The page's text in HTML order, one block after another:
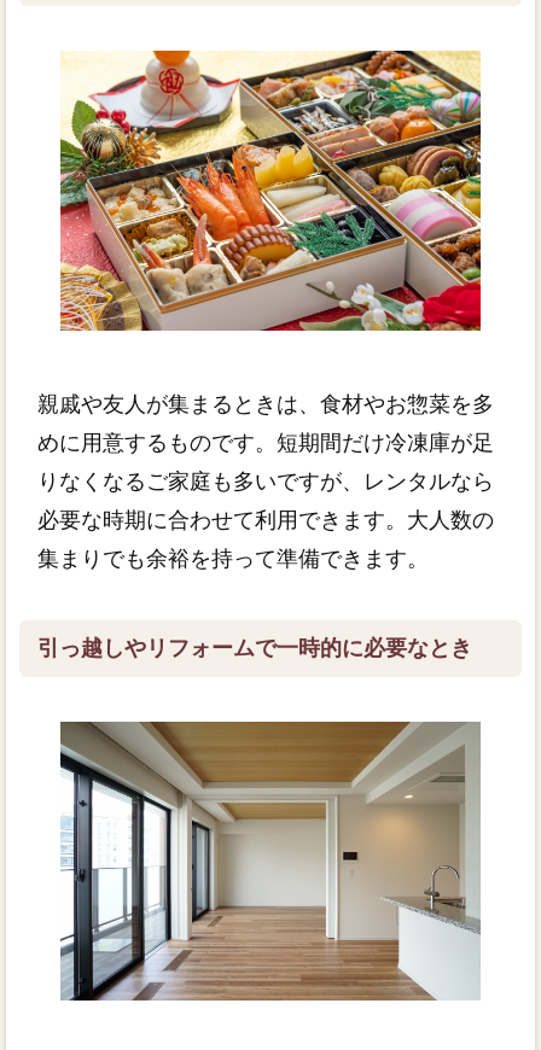
親戚や友人が集まるときは、食材やお惣菜を多
めに用意するものです。短期間だけ冷凍庫が足
りなくなるご家庭も多いですが、レンタルなら
必要な時期に合わせて利用できます。大人数の
集まりでも余裕を持って準備できます。
引っ越しやリフォームで一時的に必要なとき